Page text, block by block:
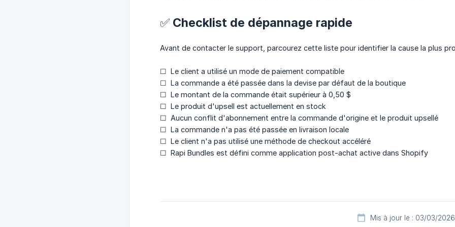
✅ Checklist de dépannage rapide
Avant de contacter le support, parcourez cette liste pour identifier la cause la plus
☐ Le client a utilisé un mode de paiement compatible
☐ La commande a été passée dans la devise par défaut de la boutique
☐ Le montant de la commande était supérieur à 0,50 $
☐ Le produit d'upsell est actuellement en stock
☐ Aucun conflit d'abonnement entre la commande d'origine et le produit upsellé
☐ La commande n'a pas été passée en livraison locale
☐ Le client n'a pas utilisé une méthode de checkout accéléré
☐ Rapi Bundles est défini comme application post-achat active dans Shopify
Mis à jour le : 03/03/2026